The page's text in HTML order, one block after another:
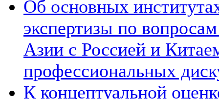
Об основных
экспертизы по
Азии с Россией и
профессиональных
К концептуальной